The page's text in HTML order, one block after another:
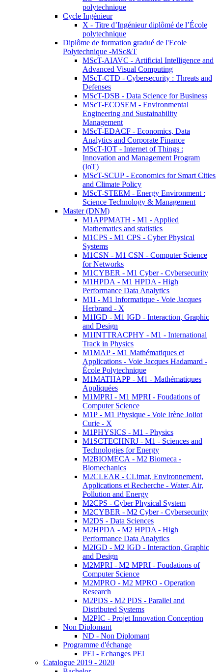
polytechnique
Cycle Ingénieur
X - Titre d’Ingénieur diplômé de l’École
polytechnique
Diplôme de formation gradué de l'Ecole
Polytechnique -MSc&T
MScT-AIAVC - Artificial Intelligence and
Advanced Visual Computing
MScT-CTD - Cybersecurity : Threats and
Defenses
MScT-DSB - Data Science for Business
MScT-ECOSEM - Environmental
Engineering and Sustainability
Management
MScT-EDACF - Economics, Data
Analytics and Corporate Finance
MScT-IOT - Internet of Things :
Innovation and Management Program
(IoT)
MScT-SCUP - Economics for Smart Cities
and Climate Policy
MScT-STEEM - Energy Environment :
Science Technology & Management
Master (DNM)
M1APPMATH - M1 - Applied
Mathematics and statistics
M1CPS - M1 CPS - Cyber Physical
Systems
M1CSN - M1 CSN - Computer Science
for Networks
M1CYBER - M1 Cyber - Cybersecurity
M1HPDA - M1 HPDA - High
Performance Data Analytics
M1I - M1 Informatique - Voie Jacques
Herbrand - X
M1IGD - M1 IGD - Interaction, Graphic
and Design
M1INTTRACPHY - M1 - International
Track in Physics
M1MAP - M1 Mathématiques et
Applications - Voie Jacques Hadamard -
École Polytechnique
M1MATHAPP - M1 - Mathématiques
Appliquées
M1MPRI - M1 MPRI - Foudations of
Computer Science
M1P - M1 Physique - Voie Irène Joliot
Curie - X
M1PHYSICS - M1 - Physics
M1SCTECHNRJ - M1 - Sciences and
Technologies for Energy
M2BIOMECA - M2 Biomeca -
Biomechanics
M2CLEAR - CLimat, Environnement,
Applications et Recherche - Water, Air,
Pollution and Energy
M2CPS - Cyber Physical System
M2CYBER - M2 Cyber - Cybersecurity
M2DS - Data Sciences
M2HPDA - M2 HPDA - High
Performance Data Analytics
M2IGD - M2 IGD - Interaction, Graphic
and Design
M2MPRI - M2 MPRI - Foudations of
Computer Science
M2MPRO - M2 MPRO - Operation
Research
M2PDS - M2 PDS - Parallel and
Distributed Systems
M2PIC - Projet Innovation Conception
Non Diplomant
ND - Non Diplomant
Programme d'échange
PEI - Echanges PEI
Catalogue 2019 - 2020